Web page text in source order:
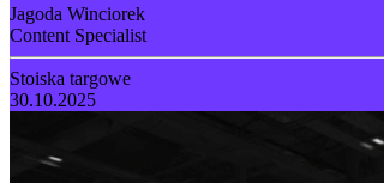
Jagoda Winciorek
Content Specialist
Stoiska targowe
30.10.2025